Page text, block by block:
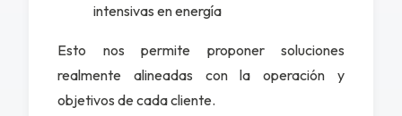
intensivas en energía
Esto nos permite proponer soluciones
realmente alineadas con la operación y
objetivos de cada cliente.